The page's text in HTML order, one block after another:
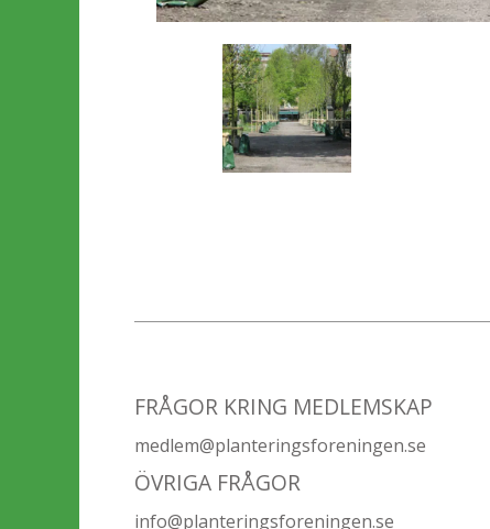
FRÅGOR KRING MEDLEMSKAP
medlem@planteringsforeningen.se
ÖVRIGA FRÅGOR
info@planteringsforeningen.se